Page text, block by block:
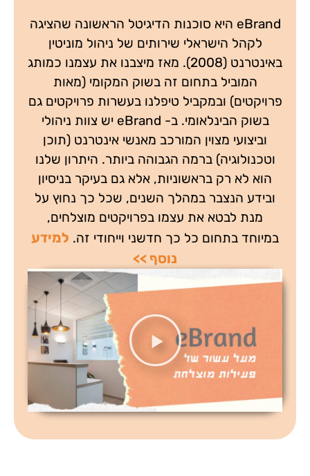
eBrand היא סוכנות הדיגיטל הראשונה שהציגה
לקהל הישראלי שירותים של ניהול מוניטין
באינטרנט (2008). מאז מיצבנו את עצמנו כמותג
המוביל בתחום זה בשוק המקומי (מאות
פרויקטים) ובמקביל טיפלנו בעשרות פרויקטים גם
בשוק הבינלאומי. ב- eBrand יש צוות ניהולי
וביצועי מצוין המורכב מאנשי אינטרנט (תוכן
וטכנולוגיה) ברמה הגבוהה ביותר. היתרון שלנו
הוא לא רק בראשוניות, אלא גם בעיקר בניסיון
ובידע הנצבר במהלך השנים, שכל כך נחוץ על
מנת לבטא את עצמו בפרויקטים מוצלחים,
במיוחד בתחום כל כך חדשני וייחודי זה. למידע
נוסף >>